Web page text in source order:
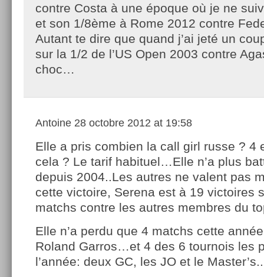
contre Costa à une époque où je ne
et son 1/8ème à Rome 2012 contre
Autant te dire que quand j’ai jeté un
sur la 1/2 de l’US Open 2003 contre
choc…
Antoine 28 octobre 2012 at 19:58
Elle a pris combien la call girl russe ? 4
cela ? Le tarif habituel…Elle n’a plus
depuis 2004..Les autres ne valent pas
cette victoire, Serena est à 19 victoires
matchs contre les autres membres du
Elle n’a perdu que 4 matchs cette
Roland Garros…et 4 des 6 tournois les
l’année: deux GC, les JO et le Master’s..